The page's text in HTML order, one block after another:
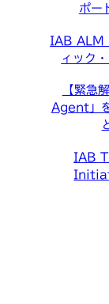
ポー
IAB ALM
ィック
【緊
Agent」
IAB